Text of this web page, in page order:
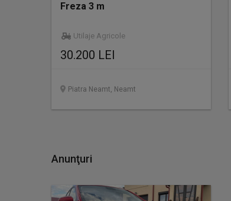
Freza 3 m
Utilaje Agricole
30.200 LEI
Piatra Neamt, Neamt
Anunţuri